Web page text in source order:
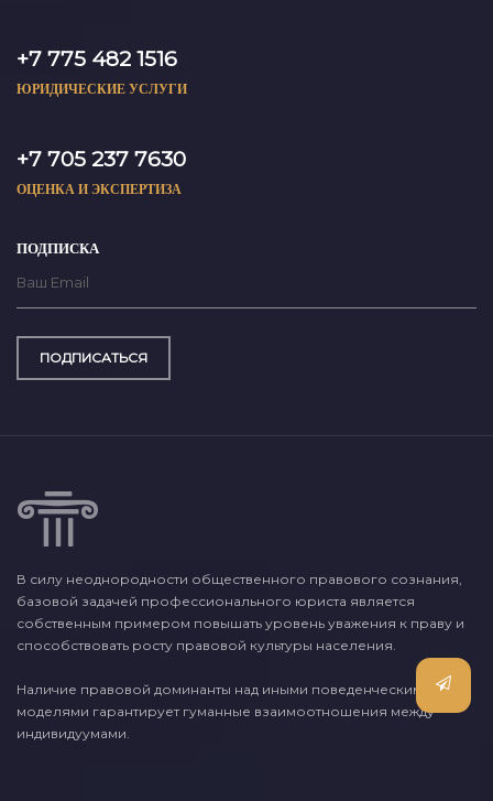
+7 775 482 1516
ЮРИДИЧЕСКИЕ УСЛУГИ
+7 705 237 7630
ОЦЕНКА И ЭКСПЕРТИЗА
ПОДПИСКА
ПОДПИСАТЬСЯ
В силу неоднородности общественного правового сознания,
базовой задачей профессионального юриста является
собственным примером повышать уровень уважения к праву и
способствовать росту правовой культуры населения.
Наличие правовой доминанты над иными поведенческими
моделями гарантирует гуманные взаимоотношения между
индивидуумами.